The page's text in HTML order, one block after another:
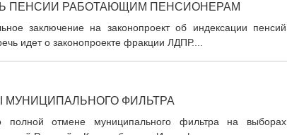
ПЕНСИИ РАБОТАЮЩИМ ПЕНСИОНЕРАМ
заключение на законопроект об индексации пенсий
идет о законопроекте фракции ЛДПР....
ФИЛЬТРА
полной отмене муниципального фильтра на выборах